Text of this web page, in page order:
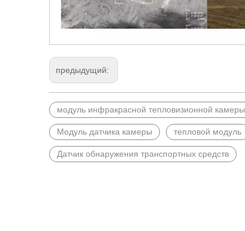
предыдущий:
модуль инфракрасной тепловизионной камеры
Модуль датчика камеры тепловой модуль
Датчик обнаружения транспортных средств